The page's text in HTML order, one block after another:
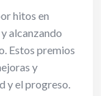
hitos en
alcanzando
Estos premios
y
y el progreso.